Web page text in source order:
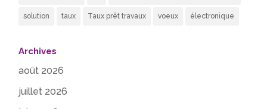
solution taux Taux prêt travaux voeux électronique
Archives
août 2026
juillet 2026